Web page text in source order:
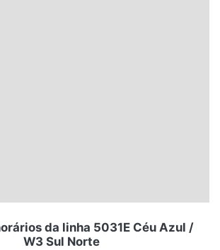
da linha 5031E Céu Azul /
W3 Sul Norte